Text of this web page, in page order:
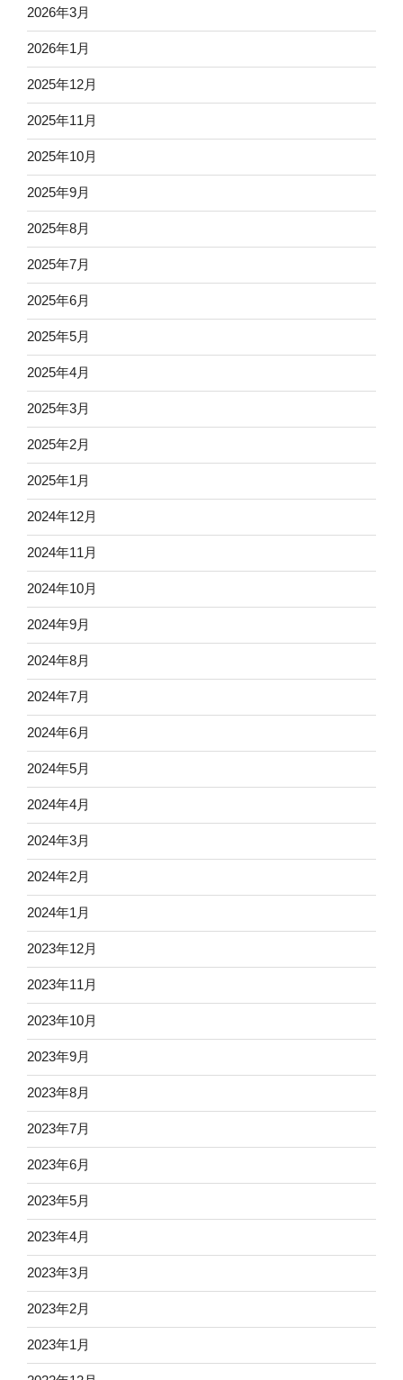
2026年3月
2026年1月
2025年12月
2025年11月
2025年10月
2025年9月
2025年8月
2025年7月
2025年6月
2025年5月
2025年4月
2025年3月
2025年2月
2025年1月
2024年12月
2024年11月
2024年10月
2024年9月
2024年8月
2024年7月
2024年6月
2024年5月
2024年4月
2024年3月
2024年2月
2024年1月
2023年12月
2023年11月
2023年10月
2023年9月
2023年8月
2023年7月
2023年6月
2023年5月
2023年4月
2023年3月
2023年2月
2023年1月